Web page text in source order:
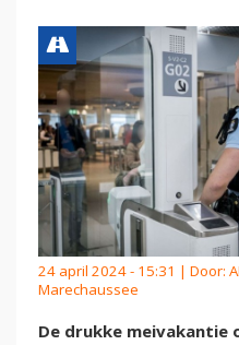
24 april 2024 - 15:31 | Door:
Marechaussee
De drukke meivakantie